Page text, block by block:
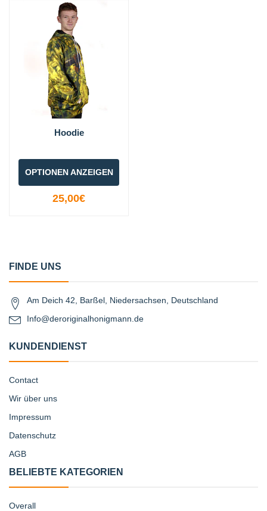
Hoodie
OPTIONEN ANZEIGEN
25,00€
FINDE UNS
Am Deich 42, Barßel, Niedersachsen, Deutschland
Info@deroriginalhonigmann.de
KUNDENDIENST
Contact
Wir über uns
Impressum
Datenschutz
AGB
BELIEBTE KATEGORIEN
Overall